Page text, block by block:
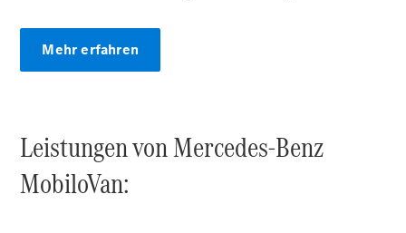
Übersicht
Gebrauchtwagensuche
Junge
Mehr erfahren
Leistungen von Mercedes-Benz
MobiloVan: